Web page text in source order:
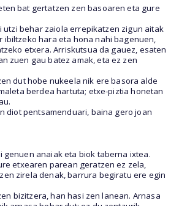
bat gertatzen zen basoaren eta gure
utzi behar zaiola errepikatzen zigun aitak
ibiltzeko hara eta hona nahi bagenuen,
etxera. Arriskutsua da gauez, esaten
zuen gau batez amak, eta ez zen
dut hobe nukeela nik ere basora alde
berdea hartuta; etxe-piztia honetan
diot pentsamenduari, baina gero joan
genuen anaiak eta biok taberna ixtea.
etxearen parean geratzen ez zela,
zirela denak, barrura begiratu ere egin
bizitzera, han hasi zen lanean. Arnasa